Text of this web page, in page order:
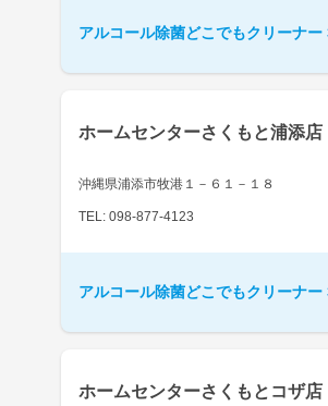
アルコール除菌どこでもクリーナー
ホームセンターさくもと浦添店
沖縄県浦添市牧港１－６１－１８
TEL: 098-877-4123
アルコール除菌どこでもクリーナー
ホームセンターさくもとコザ店